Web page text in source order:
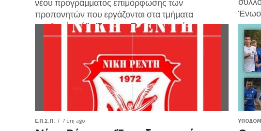
νέου προγράμματος επιμόρφωσης των
προπονητών που εργάζονται στα τμήματα
υποδομής κάθε Ένωσης Ποδοσφαιρικών
Σωματείων, στο πλαίσιο του αναπτυξιακού...
Ε.Π.Σ.Π. 7 έτη ago